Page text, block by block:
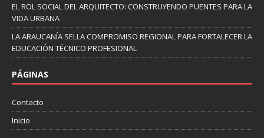
EL ROL SOCIAL DEL ARQUITECTO: CONSTRUYENDO PUENTES PARA LA
VIDA URBANA
LA ARAUCANÍA SELLA COMPROMISO REGIONAL PARA FORTALECER LA
EDUCACIÓN TÉCNICO PROFESIONAL
PÁGINAS
Contacto
Inicio